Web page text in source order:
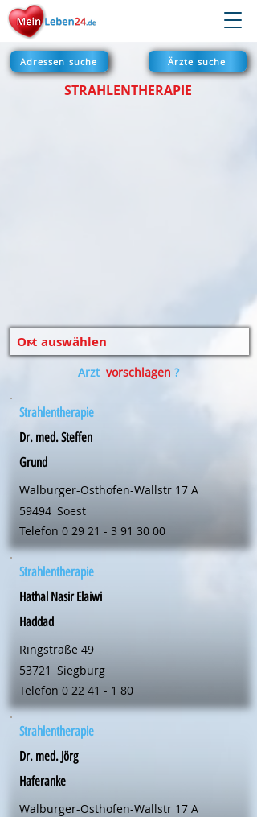
Adressen suche Ärzte suche
STRAHLENTHERAPIE
Arzt vorschlagen ?
Strahlentherapie
Dr. med. Steffen
Grund
Walburger-Osthofen-Wallstr 17 A
59494 Soest
Telefon 0 29 21 - 3 91 30 00
Strahlentherapie
Hathal Nasir Elaiwi
Haddad
Ringstraße 49
53721 Siegburg
Telefon 0 22 41 - 1 80
Strahlentherapie
Dr. med. Jörg
Haferanke
Walburger-Osthofen-Wallstr 17 A